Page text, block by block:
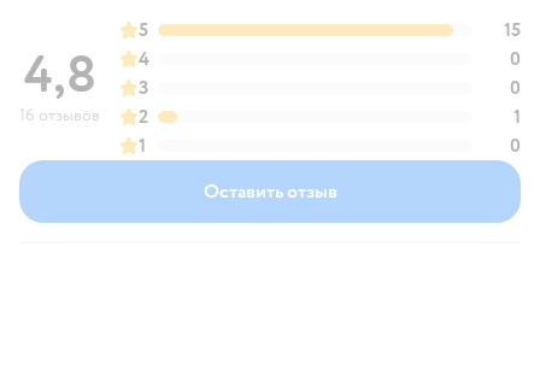
4,8
16 отзывов
5
15
4
0
3
0
2
1
1
0
Оставить отзыв